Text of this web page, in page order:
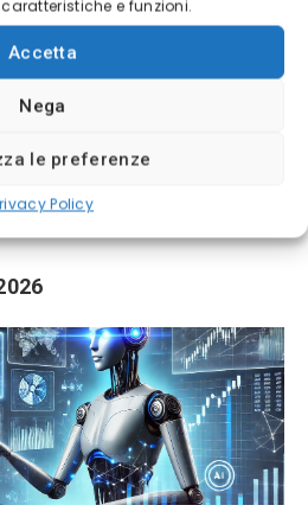
e funzioni.
Accetta
Nega
le preferenze
Policy